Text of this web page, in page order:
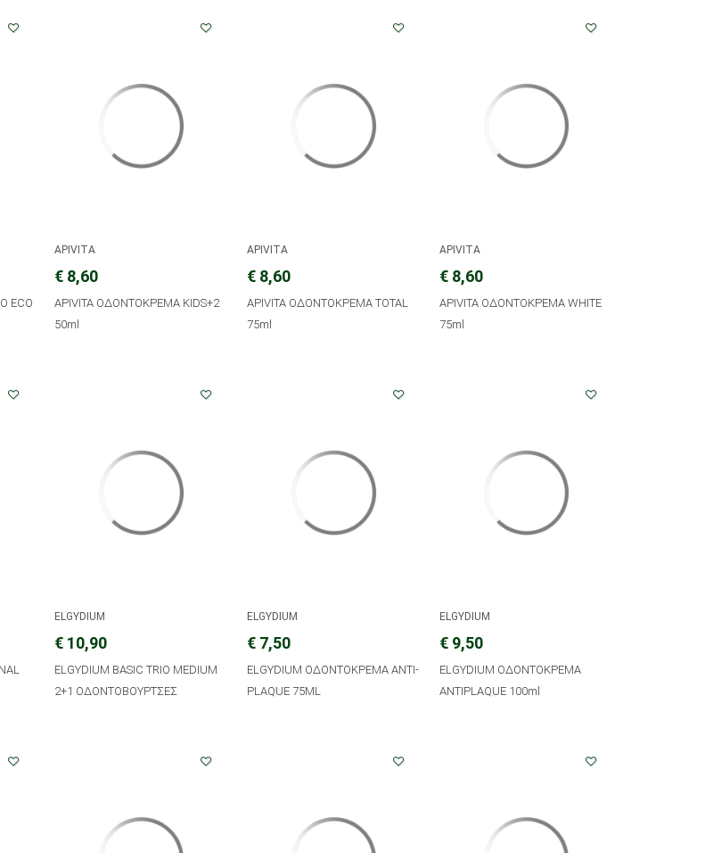
ECO
APIVITA
€ 8,60
APIVITA ΟΔΟΝΤΟΚΡΕΜΑ KIDS+2
50ml
APIVITA
€ 8,60
APIVITA ΟΔΟΝΤΟΚΡΕΜΑ TOTAL
75ml
APIVITA
€ 8,60
APIVITA ΟΔΟΝΤΟΚΡΕΜΑ WHITE
75ml
ELGYDIUM
€ 10,90
ELGYDIUM BASIC TRIO MEDIUM
2+1 ΟΔΟΝΤΟΒΟΥΡΤΣΕΣ
ELGYDIUM
€ 7,50
ELGYDIUM ΟΔΟΝΤΟΚΡΕΜΑ ANTI-
PLAQUE 75ML
ELGYDIUM
€ 9,50
ELGYDIUM ΟΔΟΝΤΟΚΡΕΜΑ
ANTIPLAQUE 100ml